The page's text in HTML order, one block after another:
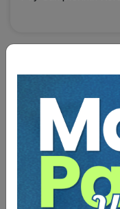
BENZER VIDEO
Video Eğitim